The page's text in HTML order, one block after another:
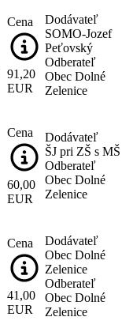
Cena
91,20
EUR
Dodávateľ
SOMO-Jozef
Peťovský
Odberateľ
Obec Dolné
Zelenice
Cena
60,00
EUR
Dodávateľ
ŠJ pri ZŠ s MŠ
Odberateľ
Obec Dolné
Zelenice
Cena
41,00
EUR
Dodávateľ
Obec Dolné
Zelenice
Odberateľ
Obec Dolné
Zelenice